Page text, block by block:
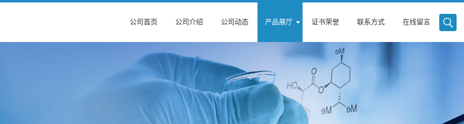
公司首页 公司介绍 公司动态 产品展厅 证书荣誉 联系方式 在线留言